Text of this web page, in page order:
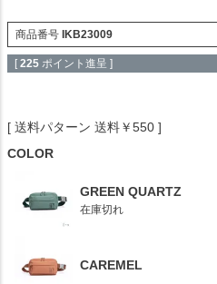
商品番号 IKB23009
[ 225 ポイント進呈 ]
送料パターン 送料￥550
COLOR
GREEN QUARTZ
在庫切れ
CAREMEL